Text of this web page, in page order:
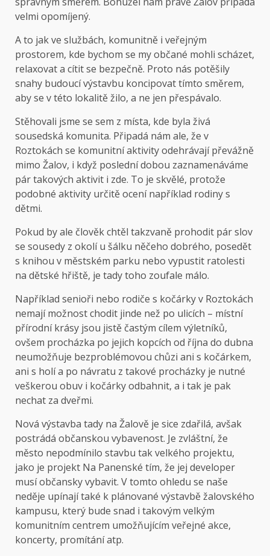
velmi opomíjený.
A to jak ve službách, komunitně i veřejným
prostorem, kde bychom se my občané mohli scházet,
relaxovat a cítit se bezpečně. Proto nás potěšily
snahy budoucí výstavbu koncipovat tímto směrem,
aby se v této lokalitě žilo, a ne jen přespávalo.
Stěhovali jsme se sem z místa, kde byla živá
sousedská komunita. Připadá nám ale, že v
Roztokách se komunitní aktivity odehrávají převážně
mimo Žalov, i když poslední dobou zaznamenáváme
pár takových aktivit i zde. To je skvělé, protože
podobné aktivity určitě ocení například rodiny s
dětmi.
Pokud by ale člověk chtěl takzvaně prohodit pár slov
se sousedy z okolí u šálku něčeho dobrého, posedět
s knihou v městském parku nebo vypustit ratolesti
na dětské hřiště, je tady toho zoufale málo.
Například senioři nebo rodiče s kočárky v Roztokách
nemají možnost chodit jinde než po ulicích – místní
přírodní krásy jsou jistě častým cílem výletníků,
ovšem procházka po jejich kopcích od října do dubna
neumožňuje bezproblémovou chůzi ani s kočárkem,
ani s holí a po návratu z takové procházky je nutné
veškerou obuv i kočárky odbahnit, a i tak je pak
nechat za dveřmi.
Nová výstavba tady na Žalově je sice zdařilá, avšak
postrádá občanskou vybavenost. Je zvláštní, že
město nepodmínilo stavbu tak velkého projektu,
jako je projekt Na Panenské tím, že jej developer
musí občansky vybavit. V tomto ohledu se naše
neděje upínají také k plánované výstavbě žalovského
kampusu, který bude snad i takovým velkým
komunitním centrem umožňujícím veřejné akce,
koncerty, promítání atp.